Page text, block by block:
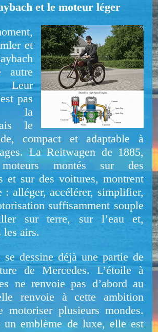
et le moteur léger
et
autre
pas
la
le
compact et adaptable à
La Reitwagen de 1885,
montés sur des
et sur des voitures, montrent
: alléger, accélérer, simplifier,
suffisamment souple
sur terre, sur l’eau et,
les airs.
se dessine déjà une partie de
de Mercedes. L’étoile à
ne renvoie pas d’abord au
renvoie à cette ambition
motoriser plusieurs mondes.
un emblème de luxe, elle est